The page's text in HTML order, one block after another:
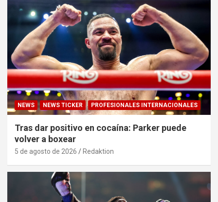
NEWS NEWS TICKER PROFESIONALES INTERNACIONALES
Tras dar positivo en cocaína: Parker puede
volver a boxear
5 de agosto de 2026 Redaktion